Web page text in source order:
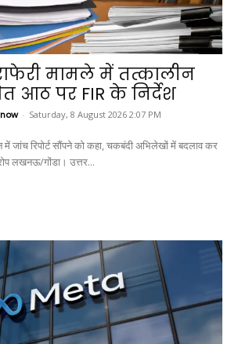
मामले में तत्कालीन
आठ पर FIR के निर्देश
- Saturday, 8 August 2026 2:07 PM
जांच रिपोर्ट सौंपने को कहा, चकबंदी अभिलेखों में बदलाव कर
निजी नाम दर्ज कराने का आरोप लखनऊ/गोंडा। उत्तर...